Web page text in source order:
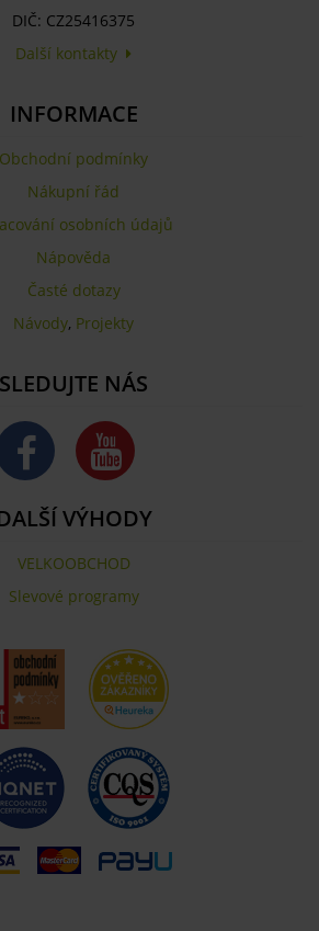
DIČ: CZ25416375
Další kontakty
INFORMACE
Obchodní podmínky
Nákupní řád
osobních údajů
Nápověda
Časté dotazy
Návody, Projekty
SLEDUJTE NÁS
VÝHODY
VELKOOBCHOD
Slevové programy